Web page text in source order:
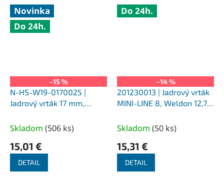
Novinka
Do 24h.
–15 %
N-HS-W19-0170025 |
Jadrový vrták 17 mm,
upnutie Weldon 19
Skladom (506 ks)
15,01 €
DETAIL
Do 24h.
–14 %
201230013 | Jadrový vrták
MINI-LINE 8, Weldon 12,7,
Skladom (50 ks)
15,31 €
DETAIL